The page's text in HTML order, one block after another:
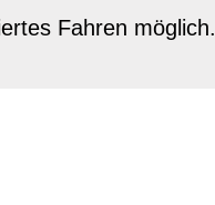
Fahren möglich.